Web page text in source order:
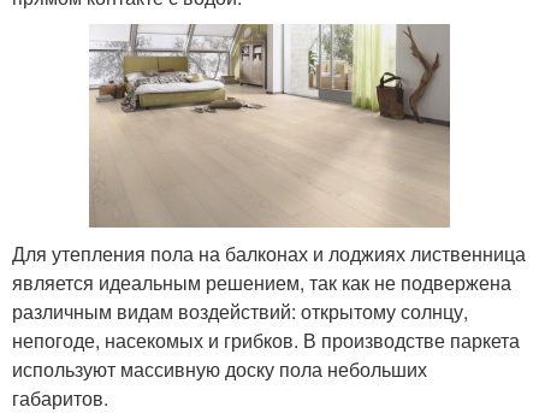
Для утепления пола на балконах и лоджиях лиственница
является идеальным решением, так как не подвержена
различным видам воздействий: открытому солнцу,
непогоде, насекомых и грибков. В производстве паркета
используют массивную доску пола небольших
габаритов.